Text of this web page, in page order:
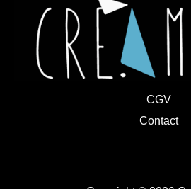
CGV
Contact